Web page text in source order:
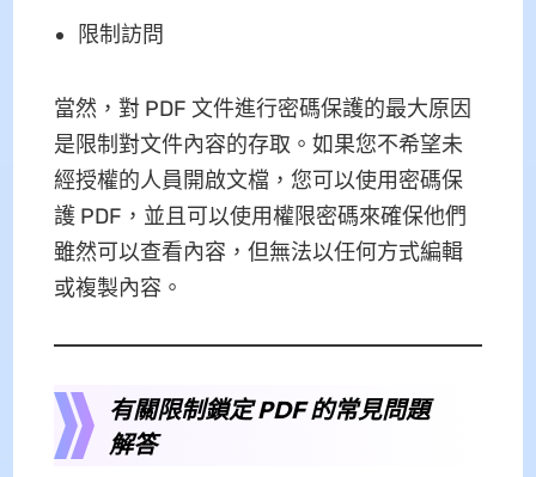
限制訪問
當然，對 PDF 文件進行密碼保護的最大原因
是限制對文件內容的存取。如果您不希望未
經授權的人員開啟文檔，您可以使用密碼保
護 PDF，並且可以使用權限密碼來確保他們
雖然可以查看內容，但無法以任何方式編輯
或複製內容。
有關限制鎖定 PDF 的常見問題
解答